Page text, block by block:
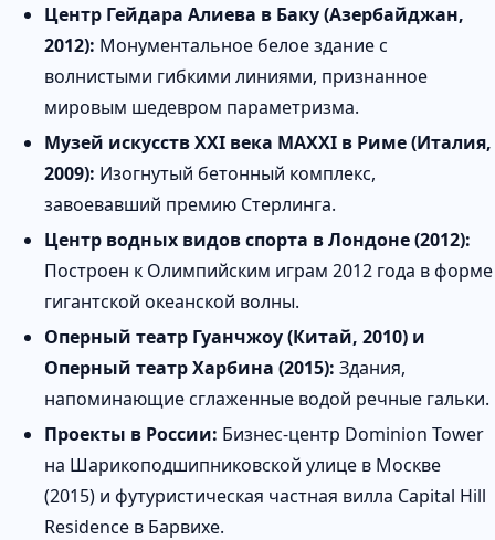
Центр Гейдара Алиева в Баку (Азербайджан,
2012): Монументальное белое здание с
волнистыми гибкими линиями, признанное
мировым шедевром параметризма.
Музей искусств XXI века MAXXI в Риме (Италия,
2009): Изогнутый бетонный комплекс,
завоевавший премию Стерлинга.
Центр водных видов спорта в Лондоне (2012):
Построен к Олимпийским играм 2012 года в форме
гигантской океанской волны.
Оперный театр Гуанчжоу (Китай, 2010) и
Оперный театр Харбина (2015): Здания,
напоминающие сглаженные водой речные гальки.
Проекты в России: Бизнес-центр Dominion Tower
на Шарикоподшипниковской улице в Москве
(2015) и футуристическая частная вилла Capital Hill
Residence в Барвихе.